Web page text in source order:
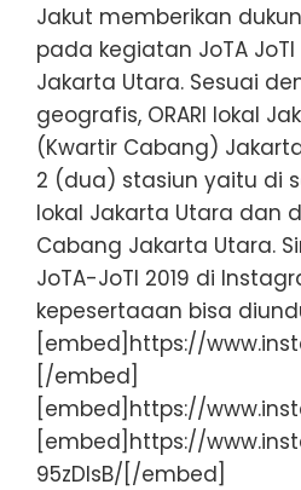
Jakut memberikan
pada kegiatan JoTA
Jakarta Utara. Sesuai
geografis, ORARI lokal
(Kwartir Cabang)
2 (dua) stasiun yaitu di
lokal Jakarta Utara dan
Cabang Jakarta Utara.
JoTA-JoTI 2019 di
kepesertaaan bisa
[embed]https://
[/embed]
[embed]https://
[embed]https://
95zDIsB/[/embed]